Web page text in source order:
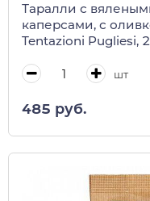
Таралли с
каперсами, с
Tentazioni Pugliesi,
шт
485 руб.